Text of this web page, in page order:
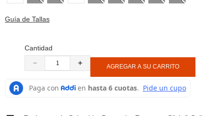
Guía de Tallas
Cantidad
＋
－ AGREGAR A SU CARRITO